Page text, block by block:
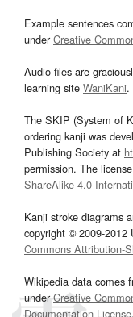
Example sentences
underCreative
Audio files are
learning site WaniKani.
The SKIP (System of
ordering kanji was
Publishing Society at
permission. The
ShareAlike 4.0
Kanji stroke diagrams
copyright © 2009-2012
Commons Attribution-
Wikipedia data comes
underCreative
Documentation License